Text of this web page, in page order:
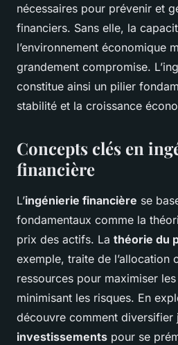
nécessaires pour prévenir et
financiers. Sans elle, la
l’environnement économique
grandement compromise.
constitue ainsi un pilier
stabilité et la croissance
Concepts clés en
financière
L’ingénierie financière se
fondamentaux comme la
prix des actifs. La théorie du
exemple, traite de l’allocation
ressources pour maximiser
minimisant les risques. En
découvre comment diversifier
investissements pour se